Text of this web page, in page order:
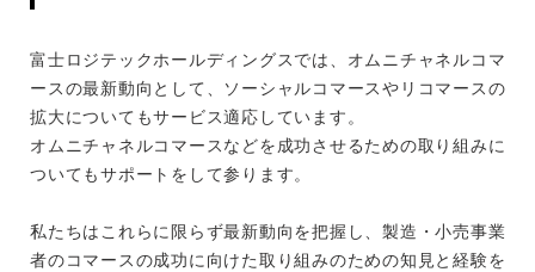
富士ロジテックホールディングスでは、オムニチャネルコマ
ースの最新動向として、ソーシャルコマースやリコマースの
拡大についてもサービス適応しています。
オムニチャネルコマースなどを成功させるための取り組みに
ついてもサポートをして参ります。
私たちはこれらに限らず最新動向を把握し、製造・小売事業
者のコマースの成功に向けた取り組みのための知見と経験を